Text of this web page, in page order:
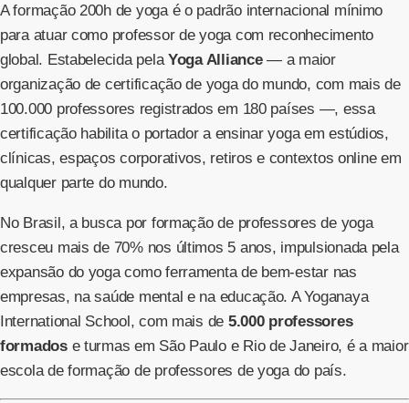
A formação 200h de yoga é o padrão internacional mínimo
para atuar como professor de yoga com reconhecimento
global. Estabelecida pelaYoga Alliance— a maior
organização de certificação de yoga do mundo, com mais de
100.000 professores registrados em 180 países —, essa
certificação habilita o portador a ensinar yoga em estúdios,
clínicas, espaços corporativos, retiros e contextos online em
qualquer parte do mundo.
No Brasil, a busca por formação de professores de yoga
cresceu mais de 70% nos últimos 5 anos, impulsionada pela
expansão do yoga como ferramenta de bem-estar nas
empresas, na saúde mental e na educação. A Yoganaya
International School, com mais de 5.000 professores
formadose turmas em São Paulo e Rio de Janeiro, é a maior
escola de formação de professores de yoga do país.